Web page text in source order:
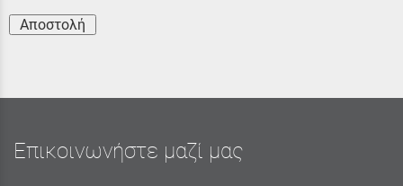
Αποστολή
Επικοινωνήστε μαζί μας